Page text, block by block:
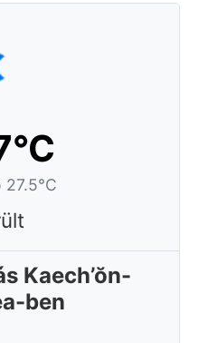
Kaech’ŏn-
ben